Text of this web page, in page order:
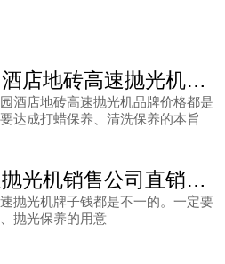
海景花园酒店地砖高速抛光机批发厂家直销多少价格？
酒店地砖高速抛光机品牌价格都是
达成打蜡保养、清洗保养的本旨
地面高速抛光机销售公司直销收费价格多少？
抛光机牌子钱都是不一的。一定要
抛光保养的用意